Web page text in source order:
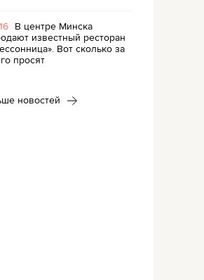
В центре Минска
известный ресторан
Вот сколько за
просят
новостей